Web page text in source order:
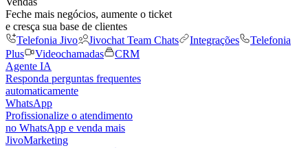
Feche mais negócios, aumente o ticket
e cresça sua base de clientes
Telefonia Jivo
Jivochat Team Chats Integrações
Telefonia
Plus
Videochamadas
CRM
Agente IA
Responda perguntas frequentes
automaticamente
WhatsApp
Profissionalize o atendimento
no WhatsApp e venda mais
JivoMarketing